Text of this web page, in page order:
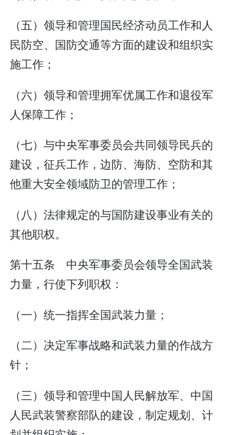
（五）领导和管理国民经济动员工作和人
民防空、国防交通等方面的建设和组织实
施工作；
（六）领导和管理拥军优属工作和退役军
人保障工作；
（七）与中央军事委员会共同领导民兵的
建设，征兵工作，边防、海防、空防和其
他重大安全领域防卫的管理工作；
（八）法律规定的与国防建设事业有关的
其他职权。
第十五条 中央军事委员会领导全国武装
力量，行使下列职权：
（一）统一指挥全国武装力量；
（二）决定军事战略和武装力量的作战方
针；
（三）领导和管理中国人民解放军、中国
人民武装警察部队的建设，制定规划、计